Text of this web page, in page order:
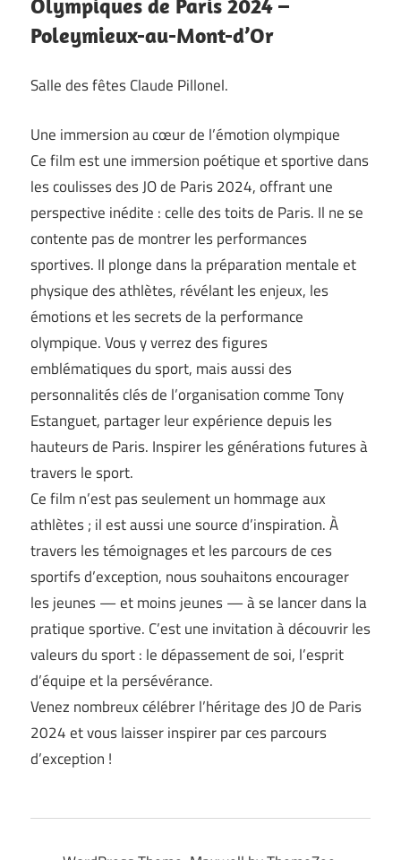
Poleymieux-au-Mont-d’Or
Salle des fêtes Claude Pillonel.
Une immersion au cœur de l’émotion olympique
Ce film est une immersion poétique et sportive dans
les coulisses des JO de Paris 2024, offrant une
perspective inédite : celle des toits de Paris. Il ne se
contente pas de montrer les performances
sportives. Il plonge dans la préparation mentale et
physique des athlètes, révélant les enjeux, les
émotions et les secrets de la performance
olympique. Vous y verrez des figures
emblématiques du sport, mais aussi des
personnalités clés de l’organisation comme Tony
Estanguet, partager leur expérience depuis les
hauteurs de Paris. Inspirer les générations futures à
travers le sport.
Ce film n’est pas seulement un hommage aux
athlètes ; il est aussi une source d’inspiration. À
travers les témoignages et les parcours de ces
sportifs d’exception, nous souhaitons encourager
les jeunes — et moins jeunes — à se lancer dans la
pratique sportive. C’est une invitation à découvrir les
valeurs du sport : le dépassement de soi, l’esprit
d’équipe et la persévérance.
Venez nombreux célébrer l’héritage des JO de Paris
2024 et vous laisser inspirer par ces parcours
d’exception !